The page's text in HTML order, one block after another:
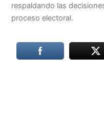
respaldando las
proceso electoral.